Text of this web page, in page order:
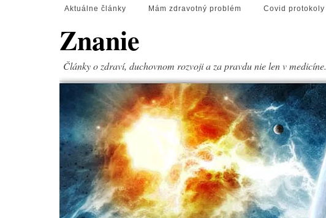
Aktuálne články Mám zdravotný problém Covid protokoly
Znanie
Články o zdraví, duchovnom rozvoji a za pravdu nie len v medicíne.